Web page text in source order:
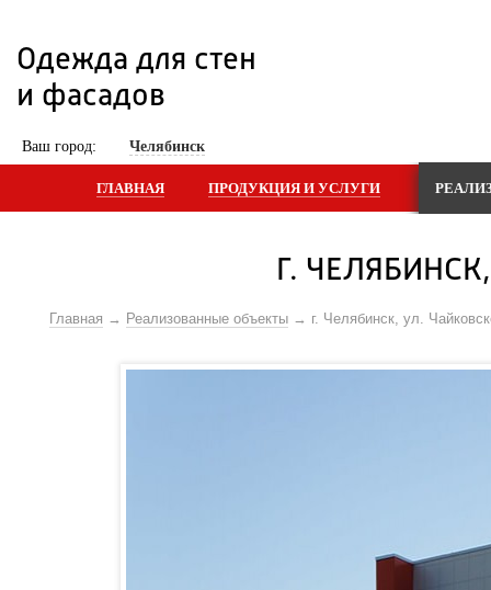
Одежда для стен
и фасадов
Ваш город: Челябинск
ГЛАВНАЯ ПРОДУКЦИЯ И УСЛУГИ
Г.
Главная Реализованные объекты г. Челябинск, ул.